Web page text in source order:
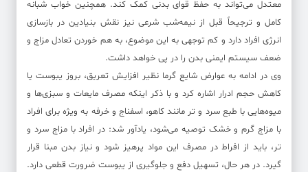
معتدل می‌تواند به حفظ قوای بدنی کمک کند. همچنین خواب شبانه
کامل و ترجیحاً قبل از نیمه‌شب شرعی نیز نقش بنیادین در بازسازی
انرژی افراد دارد و کم توجهی به این موضوع، به هم خوردن تعادل مزاج و
ضعف سیستم ایمنی بدن را در پی خواهد داشت.
وی در ادامه به عوارض شایع گرما نظیر افزایش تعریق، بروز یبوست یا
کاهش حجم ادرار اشاره کرد و با ذکر اینکه مصرف مایعات و سبزی‌ها و
میوه‌هایی با طبع سرد و تر مانند کاهو، اسفناج و خرفه به ویژه برای افراد
با مزاج گرم و خشک توصیه می‌شود، یادآور شد: در افراد با مزاج سرد و
تر، باید از افراط در مصرف این مواد پرهیز شود و نیاز بدن مبنا قرار
گیرد. در هر حال، تسهیل دفع و جلوگیری از یبوست ضرورت قطعی دارد.